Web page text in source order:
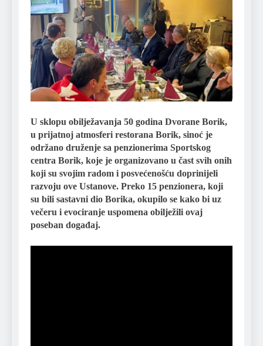
U sklopu obilježavanja 50 godina Dvorane Borik,
u prijatnoj atmosferi restorana Borik, sinoć je
održano druženje sa penzionerima Sportskog
centra Borik, koje je organizovano u čast svih onih
koji su svojim radom i posvećenošću doprinijeli
razvoju ove Ustanove. Preko 15 penzionera, koji
su bili sastavni dio Borika, okupilo se kako bi uz
večeru i evociranje uspomena obilježili ovaj
poseban događaj.